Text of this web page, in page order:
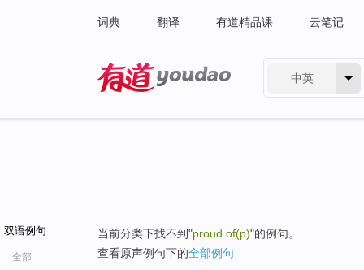
词典 翻译 有道精品课 云笔记
中英
双语例句
全部
当前分类下找不到"proud of(p)"的例句。
查看原声例句下的全部例句